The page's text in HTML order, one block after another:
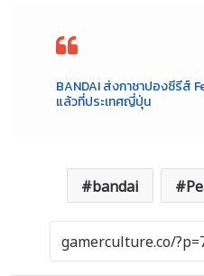
BANDAI ส่งกาชาปองซีรีส์
แล้วที่ประเทศญี่ปุ่น
bandai